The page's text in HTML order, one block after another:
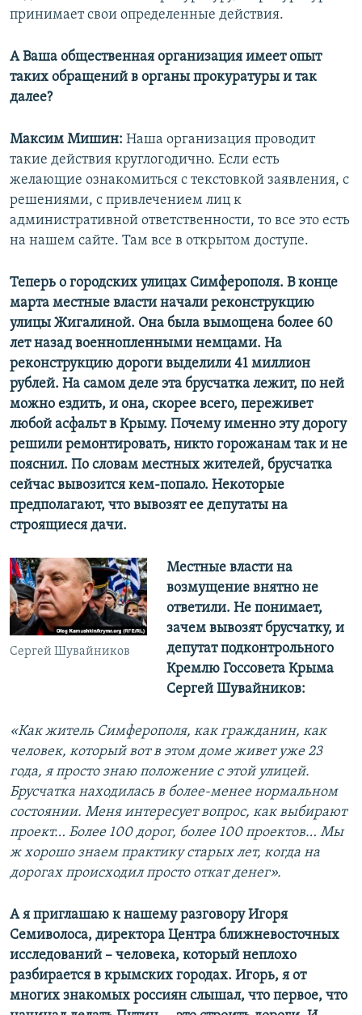
принимает свои определенные действия.
А Ваша общественная организация имеет опыт
таких обращений в органы прокуратуры и так
далее?
Максим Мишин: Наша организация проводит
такие действия круглогодично. Если есть
желающие ознакомиться с текстовкой заявления, с
решениями, с привлечением лиц к
административной ответственности, то все это есть
на нашем сайте. Там все в открытом доступе.
Теперь о городских улицах Симферополя. В конце
марта местные власти начали реконструкцию
улицы Жигалиной. Она была вымощена более 60
лет назад военнопленными немцами. На
реконструкцию дороги выделили 41 миллион
рублей. На самом деле эта брусчатка лежит, по ней
можно ездить, и она, скорее всего, переживет
любой асфальт в Крыму. Почему именно эту дорогу
решили ремонтировать, никто горожанам так и не
пояснил. По словам местных жителей, брусчатка
сейчас вывозится кем-попало. Некоторые
предполагают, что вывозят ее депутаты на
строящиеся дачи.
Сергей Шувайников
Местные власти на
возмущение внятно не
ответили. Не понимает,
зачем вывозят брусчатку, и
депутат подконтрольного
Кремлю Госсовета Крыма
Сергей Шувайников:
«Как житель Симферополя, как гражданин, как
человек, который вот в этом доме живет уже 23
года, я просто знаю положение с этой улицей.
Брусчатка находилась в более-менее нормальном
состоянии. Меня интересует вопрос, как выбирают
проект… Более 100 дорог, более 100 проектов… Мы
ж хорошо знаем практику старых лет, когда на
дорогах происходил просто откат денег».
А я приглашаю к нашему разговору Игоря
Семиволоса, директора Центра ближневосточных
исследований – ​ человека, который неплохо
разбирается в крымских городах. Игорь, я от
многих знакомых россиян слышал, что первое, что